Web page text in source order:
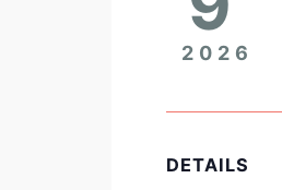
2026
DETAILS